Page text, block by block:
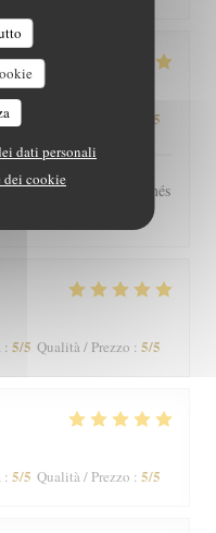
dati personali
dei cookie
: /5 /5
plats copieux et raffinés
: 5/5 Qualità / Prezzo : 5/5
: 5/5 Qualità / Prezzo : 5/5